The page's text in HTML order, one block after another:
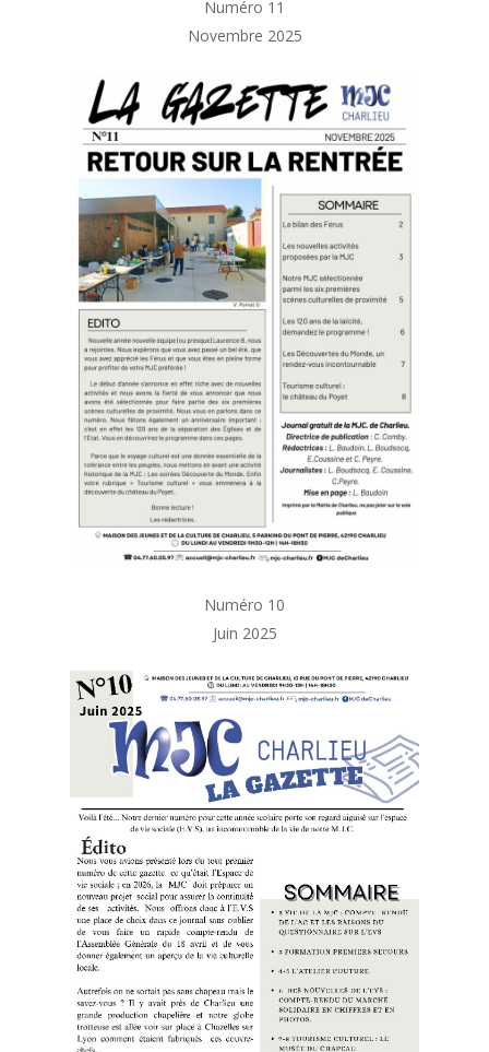
Numéro 11
Novembre 2025
Numéro 10
Juin 2025